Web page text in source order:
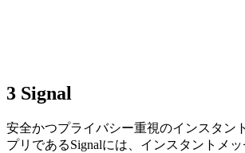
3 Signal
安全かつプライバシー重視のインスタン
プリであるSignalには、インスタントメ